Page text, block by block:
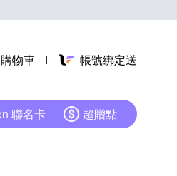
購物車 帳號綁定送
聯名卡 超贈點